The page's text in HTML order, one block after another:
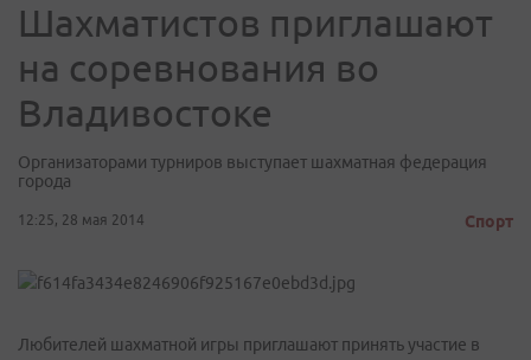
Шахматистов приглашают
на соревнования во
Владивостоке
Организаторами турниров выступает шахматная федерация
города
12:25, 28 мая 2014 Спорт
Любителей шахматной игры приглашают принять участие в